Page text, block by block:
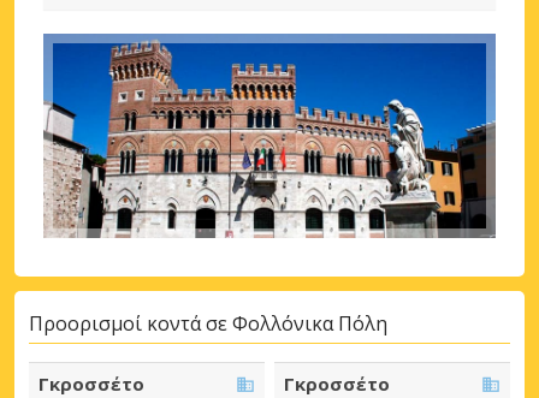
Προορισμοί κοντά σε Φολλόνικα Πόλη
Γκροσσέτο
Γκροσσέτο